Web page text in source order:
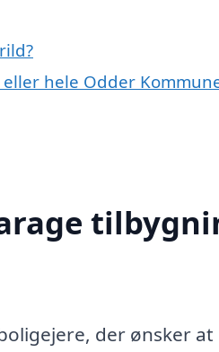
hele Odder
der ønsker at